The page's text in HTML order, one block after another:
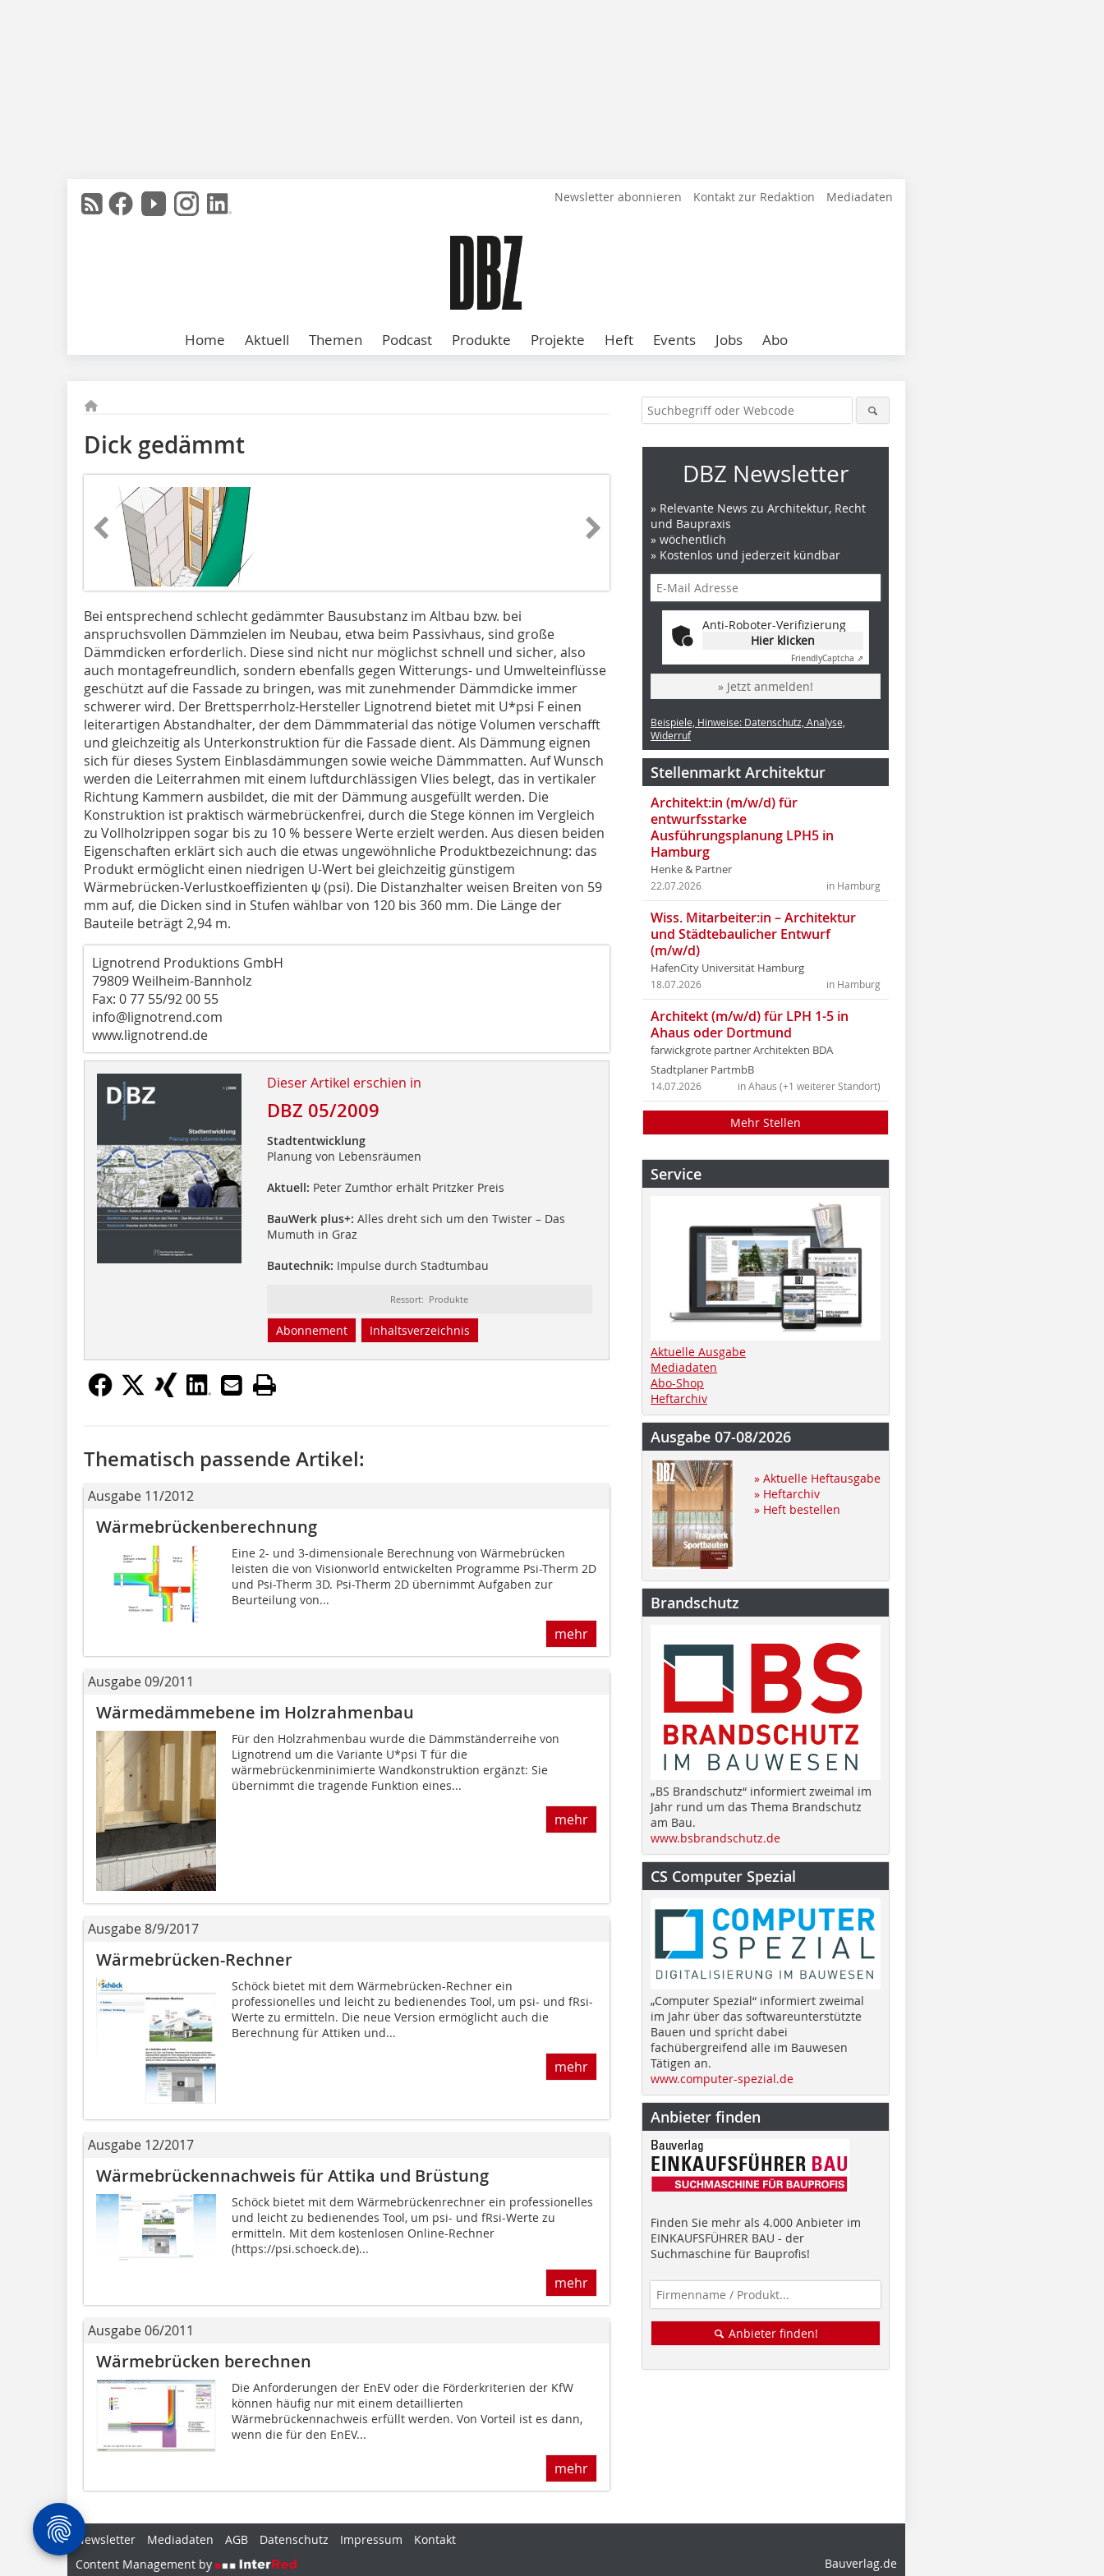
Newsletter abonnieren Kontakt zur Redaktion Mediadaten
Home Aktuell Themen Podcast Produkte Projekte Heft Events Jobs Abo
Dick gedämmt
Bei entsprechend schlecht gedämmter Bausubstanz im Altbau bzw. bei
anspruchsvollen Dämmzielen im Neubau, etwa beim Passivhaus, sind große
Dämmdicken erforderlich. Diese sind nicht nur möglichst schnell und sicher, also
auch montagefreundlich, sondern ebenfalls gegen Witterungs- und Umwelteinflüsse
geschützt auf die Fassade zu bringen, was mit zunehmender Dämmdicke immer
schwerer wird. Der Brettsperrholz-Hersteller Lignotrend bietet mit U*psi F einen
leiterartigen Abstandhalter, der dem Dämmmaterial das nötige Volumen verschafft
und gleichzeitig als Unterkonstruktion für die Fassade dient. Als Dämmung eignen
sich für dieses System Einblasdämmungen sowie weiche Dämmmatten. Auf Wunsch
werden die Leiterrahmen mit einem luftdurchlässigen Vlies belegt, das in vertikaler
Richtung Kammern ausbildet, die mit der Dämmung ausgefüllt werden. Die
Konstruktion ist praktisch wärmebrückenfrei, durch die Stege können im Vergleich
zu Vollholzrippen sogar bis zu 10 % bessere Werte erzielt werden. Aus diesen beiden
Eigenschaften erklärt sich auch die etwas ungewöhnliche Produktbezeichnung: das
Produkt ermöglicht einen niedrigen U-Wert bei gleichzeitig günstigem
Wärmebrücken-Verlustkoeffizienten ψ (psi). Die Distanzhalter weisen Breiten von 59
mm auf, die Dicken sind in Stufen wählbar von 120 bis 360 mm. Die Länge der
Bauteile beträgt 2,94 m.
Lignotrend Produktions GmbH
79809 Weilheim-Bannholz
Fax: 0 77 55/92 00 55
info@lignotrend.com
www.lignotrend.de
Dieser Artikel erschien in
DBZ 05/2009
Stadtentwicklung
Planung von Lebensräumen
Aktuell: Peter Zumthor erhält Pritzker Preis
BauWerk plus+: Alles dreht sich um den Twister – Das
Mumuth in Graz
Bautechnik: Impulse durch Stadtumbau
Ressort: Produkte
Abonnement Inhaltsverzeichnis
Thematisch passende Artikel:
Ausgabe 11/2012
Wärmebrückenberechnung
Eine 2- und 3-dimensionale Berechnung von Wärmebrücken
leisten die von Visionworld entwickelten Programme Psi-Therm 2D
und Psi-Therm 3D. Psi-Therm 2D übernimmt Aufgaben zur
Beurteilung von...
mehr
Ausgabe 09/2011
Wärmedämmebene im Holzrahmenbau
Für den Holzrahmenbau wurde die Dämmständerreihe von
Lignotrend um die Variante U*psi T für die
wärmebrückenminimierte Wandkonstruktion ergänzt: Sie
übernimmt die tragende Funktion eines...
mehr
Ausgabe 8/9/2017
Wärmebrücken-Rechner
Schöck bietet mit dem Wärmebrücken-Rechner ein
professionelles und leicht zu bedienendes Tool, um psi- und fRsi-
Werte zu ermitteln. Die neue Version ermöglicht auch die
Berechnung für Attiken und...
mehr
Ausgabe 12/2017
Wärmebrückennachweis für Attika und Brüstung
Schöck bietet mit dem Wärmebrückenrechner ein professionelles
und leicht zu bedienendes Tool, um psi- und fRsi-Werte zu
ermitteln. Mit dem kostenlosen Online-Rechner
(https://psi.schoeck.de)...
mehr
Ausgabe 06/2011
Wärmebrücken berechnen
Die Anforderungen der EnEV oder die Förderkriterien der KfW
können häufig nur mit einem detaillierten
Wärmebrückennachweis erfüllt werden. Von Vorteil ist es dann,
wenn die für den EnEV...
mehr
DBZ Newsletter
» Relevante News zu Architektur, Recht
und Baupraxis
» wöchentlich
» Kostenlos und jederzeit kündbar
Anti-Roboter-Verifizierung
Hier klicken
FriendlyCaptcha ⇗
» Jetzt anmelden!
Beispiele, Hinweise: Datenschutz, Analyse,
Widerruf
Stellenmarkt Architektur
Architekt:in (m/w/d) für
entwurfsstarke
Ausführungsplanung LPH5 in
Hamburg
Henke & Partner
in Hamburg
22.07.2026
Wiss. Mitarbeiter:in – Architektur
und Städtebaulicher Entwurf
(m/w/d)
HafenCity Universität Hamburg
in Hamburg
18.07.2026
Architekt (m/w/d) für LPH 1-5 in
Ahaus oder Dortmund
farwickgrote partner Architekten BDA
Stadtplaner PartmbB
in Ahaus (+1 weiterer Standort)
14.07.2026
Mehr Stellen
Service
Aktuelle Ausgabe
Mediadaten
Abo-Shop
Heftarchiv
Ausgabe 07-08/2026
» Aktuelle Heftausgabe
» Heftarchiv
» Heft bestellen
Brandschutz
„BS Brandschutz“ informiert zweimal im
Jahr rund um das Thema Brandschutz
am Bau.
www.bsbrandschutz.de
CS Computer Spezial
„Computer Spezial“ informiert zweimal
im Jahr über das softwareunterstützte
Bauen und spricht dabei
fachübergreifend alle im Bauwesen
Tätigen an.
www.computer-spezial.de
Anbieter finden
Finden Sie mehr als 4.000 Anbieter im
EINKAUFSFÜHRER BAU - der
Suchmaschine für Bauprofis!
Anbieter finden!
Newsletter Mediadaten AGB Datenschutz Impressum
Kontakt
Content Management by
Bauverlag.de